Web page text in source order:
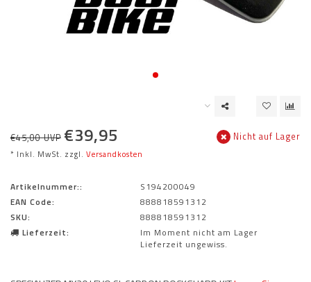
€45,00 UVP €39,95
* Inkl. MwSt. zzgl. Versandkosten
Nicht auf Lager
Artikelnummer::
S194200049
EAN Code:
888818591312
SKU:
888818591312
Lieferzeit:
Im Moment nicht am Lager
Lieferzeit ungewiss.